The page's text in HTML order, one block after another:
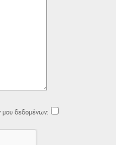
δεδομένων: